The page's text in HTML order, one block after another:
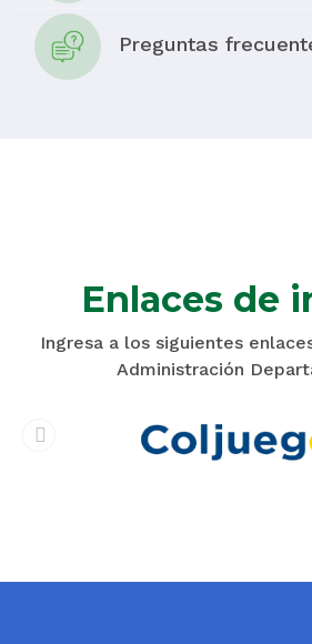
Preguntas
Enlaces de
Ingresa a los siguientes
Administración